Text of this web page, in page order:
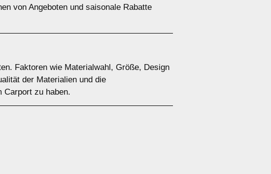
von Angeboten und saisonale Rabatte
Faktoren wie Materialwahl, Größe, Design
der Materialien und die
Carport zu haben.